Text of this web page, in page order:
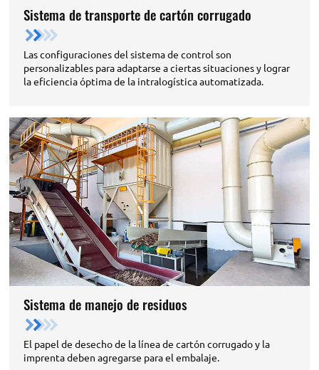
Sistema de transporte de cartón corrugado
Las configuraciones del sistema de control son
personalizables para adaptarse a ciertas situaciones y lograr
la eficiencia óptima de la intralogística automatizada.
Sistema de manejo de residuos
El papel de desecho de la línea de cartón corrugado y la
imprenta deben agregarse para el embalaje.